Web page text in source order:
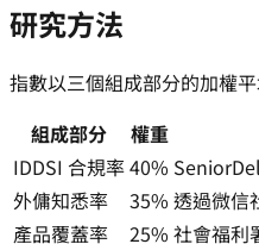
研究方法
指數以三個組成部分的加權
組成部分
權重
IDDSI 合規率40%
外傭知悉率
35% 透過微信
產品覆蓋率
25% 社會福利